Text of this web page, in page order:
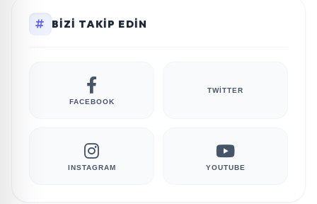
BIZI TAKIP EDIN
FACEBOOK
TWITTER
INSTAGRAM YOUTUBE